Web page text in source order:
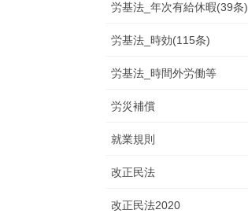
労基法_年次有給休暇(39条)
労基法_時効(115条)
労基法_時間外労働等
労災補償
就業規則
改正民法
改正民法2020